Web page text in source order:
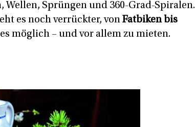
Wellen, Sprüngen und 360-Grad-Spiralen.
es noch verrückter, von Fatbiken bis
möglich – und vor allem zu mieten.